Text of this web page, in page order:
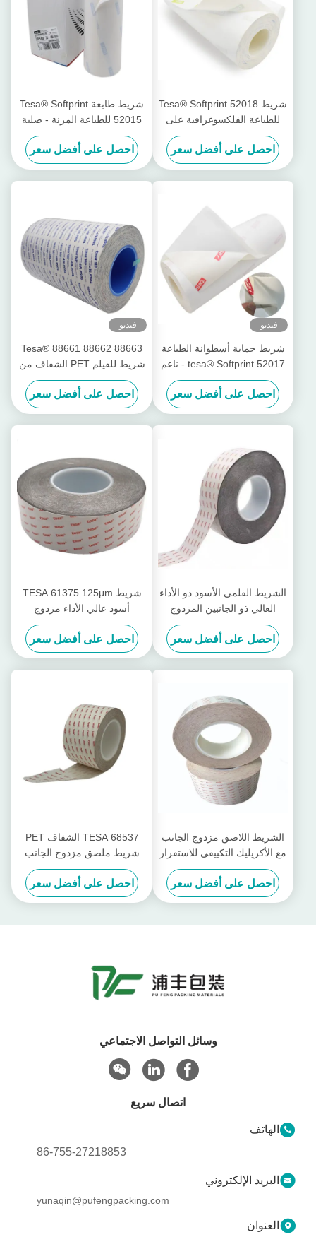
شريط Tesa® Softprint 52018
للطباعة الفلكسوغرافية على
الوجهين - فائق النعومة
احصل على أفضل سعر
شريط طابعة Tesa® Softprint
52015 للطباعة المرنة - صلبة
متوسطة
احصل على أفضل سعر
فيديو
شريط حماية أسطوانة الطباعة
tesa® Softprint 52017 - ناعم
احصل على أفضل سعر
فيديو
Tesa® 88661 88662 88663
شريط للفيلم PET الشفاف من
جانبيين
احصل على أفضل سعر
الشريط الفلمي الأسود ذو الأداء
العالي ذو الجانبين المزدوج
TESA 61350 50μm
احصل على أفضل سعر
شريط TESA 61375 125μm
أسود عالي الأداء مزدوج
الجوانب مع لاصق أكريليك
معدل
احصل على أفضل سعر
الشريط اللاصق مزدوج الجانب
مع الأكريليك التكييفي للاستقرار
في الطقس الخارجي
احصل على أفضل سعر
TESA 68537 الشفاف PET
شريط ملصق مزدوج الجانب
0.1mm مضاد للارتداد مع
مقاومة درجات الحرارة العالية
احصل على أفضل سعر
وسائل التواصل الاجتماعي
اتصال سريع
الهاتف
86-755-27218853
البريد الإلكتروني
yunaqin@pufengpacking.com
العنوان